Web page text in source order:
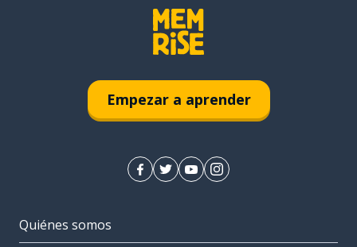
Empezar a aprender
Quiénes somos